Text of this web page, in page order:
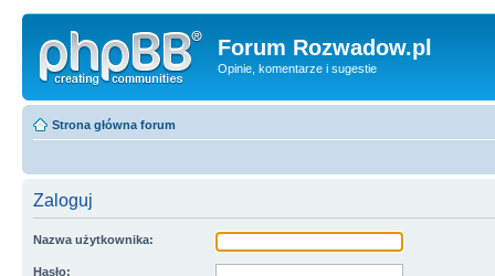
Forum Rozwadow.pl
Opinie, komentarze i sugestie
Strona główna forum
Zaloguj
Nazwa użytkownika:
Hasło: